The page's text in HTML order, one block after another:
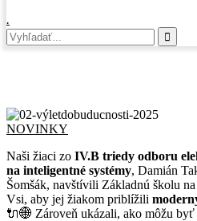
.
NOVINKY
Naši žiaci zo IV.B triedy odboru
na inteligentné systémy, Damián
Šomšák, navštívili Základnú školu
Vsi, aby jej žiakom priblížili
🔌🌐 Zároveň ukázali, ako môžu byť